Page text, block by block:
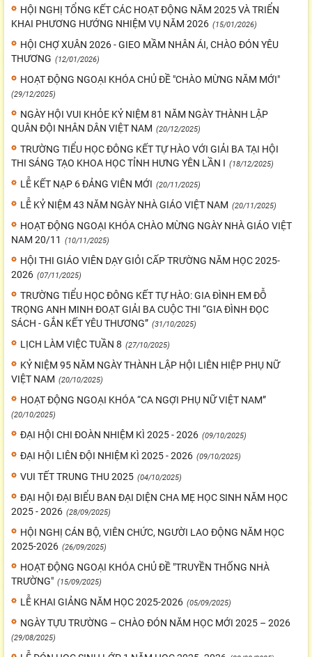
HỘI NGHỊ TỔNG KẾT CÁC HOẠT ĐỘNG NĂM 2025 VÀ TRIỂN
KHAI PHƯƠNG HƯỚNG NHIỆM VỤ NĂM 2026 (15/01/2026)
HỘI CHỢ XUÂN 2026 - GIEO MẦM NHÂN ÁI, CHÀO ĐÓN YÊU
THƯƠNG (12/01/2026)
HOẠT ĐỘNG NGOẠI KHÓA CHỦ ĐỀ "CHÀO MỪNG NĂM MỚI"
(29/12/2025)
NGÀY HỘI VUI KHỎE KỶ NIỆM 81 NĂM NGÀY THÀNH LẬP
QUÂN ĐỘI NHÂN DÂN VIỆT NAM (20/12/2025)
TRƯỜNG TIỂU HỌC ĐÔNG KẾT TỰ HÀO VỚI GIẢI BA TẠI HỘI
THI SÁNG TẠO KHOA HỌC TỈNH HƯNG YÊN LẦN I (18/12/2025)
LỄ KẾT NẠP 6 ĐẢNG VIÊN MỚI (20/11/2025)
LỄ KỶ NIỆM 43 NĂM NGÀY NHÀ GIÁO VIỆT NAM (20/11/2025)
HOẠT ĐỘNG NGOẠI KHÓA CHÀO MỪNG NGÀY NHÀ GIÁO VIỆT
NAM 20/11
(10/11/2025)
HỘI THI GIÁO VIÊN DẠY GIỎI CẤP TRƯỜNG NĂM HỌC 2025-
2026 (07/11/2025)
TRƯỜNG TIỂU HỌC ĐÔNG KẾT TỰ HÀO: GIA ĐÌNH EM ĐỖ
TRỌNG ANH MINH ĐOẠT GIẢI BA CUỘC THI “GIA ĐÌNH ĐỌC
SÁCH - GẮN KẾT YÊU THƯƠNG” (31/10/2025)
LỊCH LÀM VIỆC TUẦN 8 (27/10/2025)
KỶ NIỆM 95 NĂM NGÀY THÀNH LẬP HỘI LIÊN HIỆP PHỤ NỮ
VIỆT NAM (20/10/2025)
HOẠT ĐỘNG NGOẠI KHÓA “CA NGỢI PHỤ NỮ VIỆT NAM”
(20/10/2025)
ĐẠI HỘI CHI ĐOÀN NHIỆM KÌ 2025 - 2026 (09/10/2025)
ĐẠI HỘI LIÊN ĐỘI NHIỆM KÌ 2025 - 2026 (09/10/2025)
VUI TẾT TRUNG THU 2025 (04/10/2025)
ĐẠI HỘI ĐẠI BIỂU BAN ĐẠI DIỆN CHA MẸ HỌC SINH NĂM HỌC
2025 - 2026 (28/09/2025)
HỘI NGHỊ CÁN BỘ, VIÊN CHỨC, NGƯỜI LAO ĐỘNG NĂM HỌC
2025-2026 (26/09/2025)
HOẠT ĐỘNG NGOẠI KHÓA CHỦ ĐỀ "TRUYỀN THỐNG NHÀ
TRƯỜNG" (15/09/2025)
LỄ KHAI GIẢNG NĂM HỌC 2025-2026 (05/09/2025)
NGÀY TỰU TRƯỜNG – CHÀO ĐÓN NĂM HỌC MỚI 2025 – 2026
(29/08/2025)